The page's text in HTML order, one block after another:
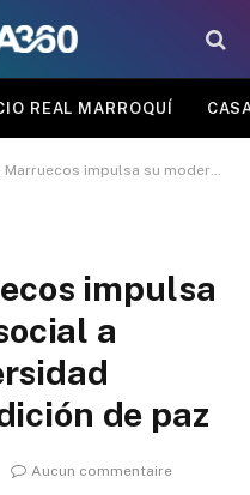
REAL MARROQUÍ
su modernidad social a través de la diversidad cultural y la tradición de paz
impulsa
a
de paz
Aucun commentaire